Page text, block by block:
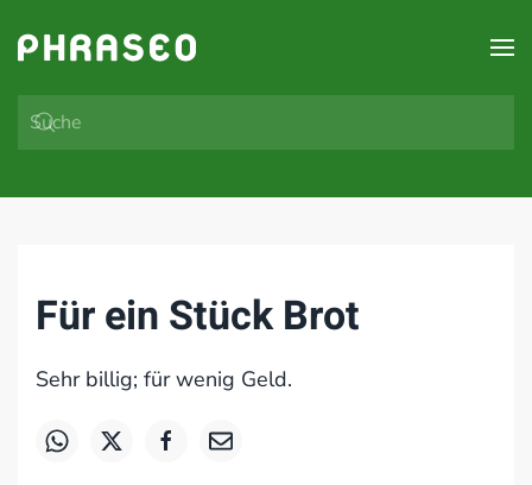
Zum Hauptinhalt springen
Für ein Stück Brot
Sehr billig; für wenig Geld.